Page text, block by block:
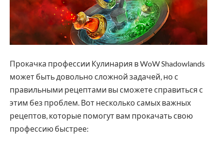
Прокачка профессии Кулинария в WoW Shadowlands
может быть довольно сложной задачей, но с
правильными рецептами вы сможете справиться с
этим без проблем. Вот несколько самых важных
рецептов, которые помогут вам прокачать свою
профессию быстрее: